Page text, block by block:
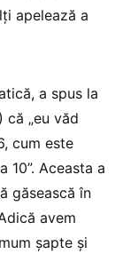
apelează a
a spus la
că „eu văd
cum este
Aceasta a
găsească în
avem
șapte și